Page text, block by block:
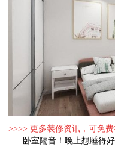
>>>> 更多装修资讯，可免
卧室隔音！晚上想睡得好